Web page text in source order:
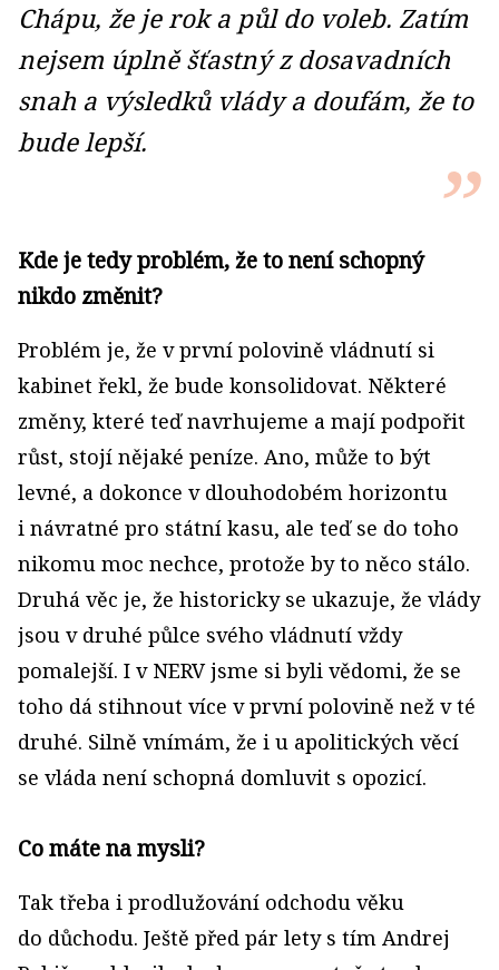
Chápu, že je rok a půl do voleb. Zatím
nejsem úplně šťastný z dosavadních
snah a výsledků vlády a doufám, že to
bude lepší.
Kde je tedy problém, že to není schopný
nikdo změnit?
Problém je, že v první polovině vládnutí si
kabinet řekl, že bude konsolidovat. Některé
změny, které teď navrhujeme a mají podpořit
růst, stojí nějaké peníze. Ano, může to být
levné, a dokonce v dlouhodobém horizontu
i návratné pro státní kasu, ale teď se do toho
nikomu moc nechce, protože by to něco stálo.
Druhá věc je, že historicky se ukazuje, že vlády
jsou v druhé půlce svého vládnutí vždy
pomalejší. I v NERV jsme si byli vědomi, že se
toho dá stihnout více v první polovině než v té
druhé. Silně vnímám, že i u apolitických věcí
se vláda není schopná domluvit s opozicí.
Co máte na mysli?
Tak třeba i prodlužování odchodu věku
do důchodu. Ještě před pár lety s tím Andrej